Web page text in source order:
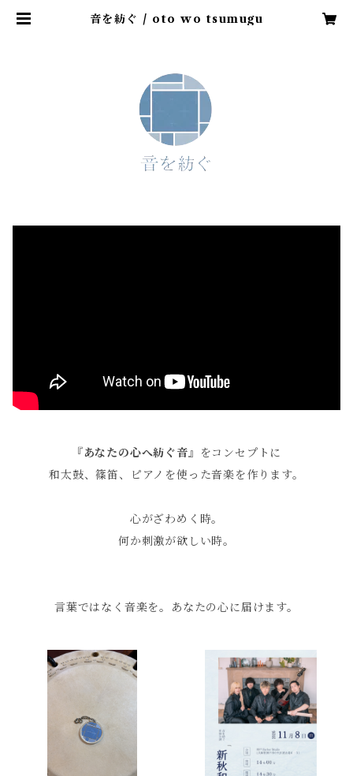
音を紡ぐ / oto wo tsumugu
『あなたの心へ紡ぐ音』
をコンセプトに
和太鼓、篠笛、ピアノを使った音楽を作ります。
心がざわめく時。
何か刺激が欲しい時。
言葉ではなく音楽を。あなたの心に届けます。